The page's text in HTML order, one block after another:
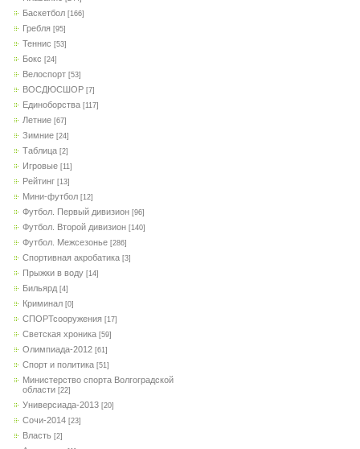
Баскетбол [166]
Гребля [95]
Теннис [53]
Бокс [24]
Велоспорт [53]
ВОСДЮСШОР [7]
Единоборства [117]
Летние [67]
Зимние [24]
Таблица [2]
Игровые [11]
Рейтинг [13]
Мини-футбол [12]
Футбол. Первый дивизион [96]
Футбол. Второй дивизион [140]
Футбол. Межсезонье [286]
Спортивная акробатика [3]
Прыжки в воду [14]
Бильярд [4]
Криминал [0]
СПОРТсооружения [17]
Светская хроника [59]
Олимпиада-2012 [61]
Спорт и политика [51]
Министерство спорта Волгоградской
области [22]
Универсиада-2013 [20]
Сочи-2014 [23]
Власть [2]